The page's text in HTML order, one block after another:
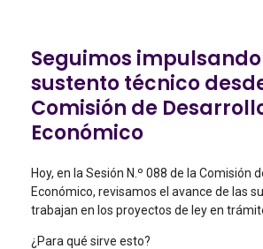
Seguimos
sustento técnico
Comisión de
Económico
Hoy, en la Sesión N.º 088 de la Comisión
Económico, revisamos el avance de las
trabajan en los proyectos de ley en
¿Para qué sirve esto?